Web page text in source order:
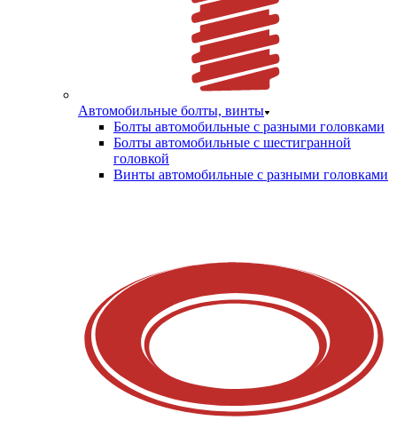
Автомобильные болты, винты
Болты автомобильные с разными головками
Болты автомобильные с шестигранной
головкой
Винты автомобильные с разными головками